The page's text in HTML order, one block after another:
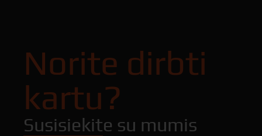
Norite dirbti
kartu?
Susisiekite su mumis